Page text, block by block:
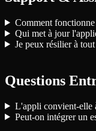
Comment
Qui met à jour
Je peux résilier à
Questions
L'appli convient-elle
Peut-on intégrer un